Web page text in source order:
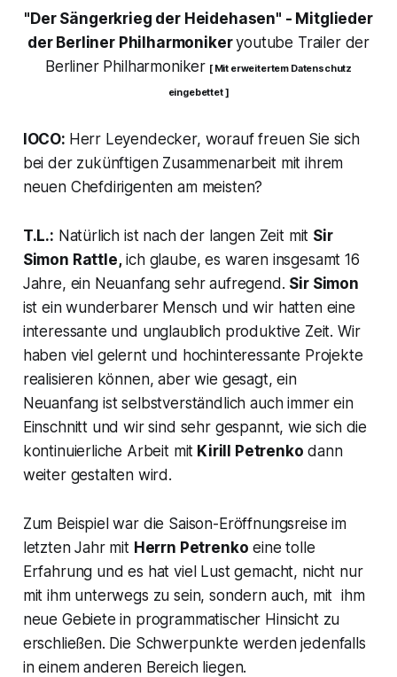
"Der Sängerkrieg der Heidehasen" - Mitglieder
der Berliner Philharmonikeryoutube Trailer der
Berliner Philharmoniker [ Mit erweitertem Datenschutz
eingebettet ]
IOCO: Herr Leyendecker, worauf freuen Sie sich
bei der zukünftigen Zusammenarbeit mit ihrem
neuen Chefdirigenten am meisten?
T.L.: Natürlich ist nach der langen Zeit mit Sir
Simon Rattle,ich glaube, es waren insgesamt 16
Jahre, ein Neuanfang sehr aufregend. Sir Simon
ist ein wunderbarer Mensch und wir hatten eine
interessante und unglaublich produktive Zeit. Wir
haben viel gelernt und hochinteressante Projekte
realisieren können, aber wie gesagt, ein
Neuanfang ist selbstverständlich auch immer ein
Einschnitt und wir sind sehr gespannt, wie sich die
kontinuierliche Arbeit mit Kirill Petrenko dann
weiter gestalten wird.
Zum Beispiel war die Saison-Eröffnungsreise im
letzten Jahr mit Herrn Petrenko eine tolle
Erfahrung und es hat viel Lust gemacht, nicht nur
mit ihm unterwegs zu sein, sondern auch, mit ihm
neue Gebiete in programmatischer Hinsicht zu
erschließen. Die Schwerpunkte werden jedenfalls
in einem anderen Bereich liegen.